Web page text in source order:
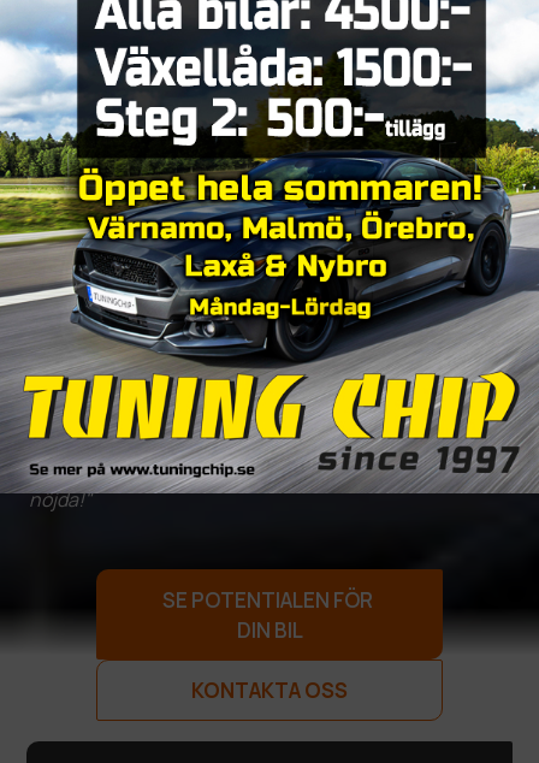
Skräddarsydd
Motoroptimering
TuningChipoptimerar bilar med skräddarsydd
chiptuning och en 100% anpassad programvara med
livstidsgaranti. Du får en individuellt justerad och
optimerad bil för ditt körbeteende.
"Vi har hjälpt bilägare sedan 1997, med vår erfarenhet
och livstids programgaranti vet vi att våra kunder blir
nöjda!"
SE POTENTIALEN FÖR
DIN BIL
KONTAKTA OSS